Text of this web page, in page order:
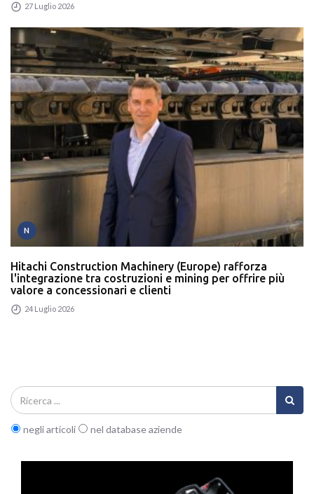
27 Luglio 2026
N
Hitachi Construction Machinery (Europe) rafforza
l'integrazione tra costruzioni e mining per offrire più
valore a concessionari e clienti
24 Luglio 2026
negli articoli nel database aziende